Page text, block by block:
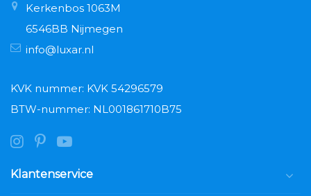
Kerkenbos 1063M
6546BB Nijmegen
info@luxar.nl
KVK nummer: KVK 54296579
BTW-nummer: NL001861710B75
Klantenservice